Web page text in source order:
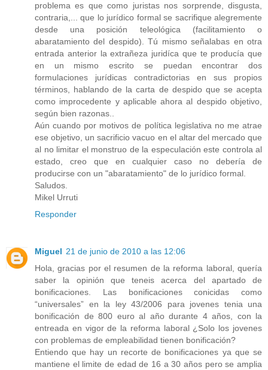
problema es que como juristas nos sorprende, disgusta,
contraria,... que lo jurídico formal se sacrifique alegremente
desde una posición teleológica (facilitamiento o
abaratamiento del despido). Tú mismo señalabas en otra
entrada anterior la extrañeza juridíca que te producía que
en un mismo escrito se puedan encontrar dos
formulaciones jurídicas contradictorias en sus propios
términos, hablando de la carta de despido que se acepta
como improcedente y aplicable ahora al despido objetivo,
según bien razonas..
Aún cuando por motivos de política legislativa no me atrae
ese objetivo, un sacrificio vacuo en el altar del mercado que
al no limitar el monstruo de la especulación este controla al
estado, creo que en cualquier caso no debería de
producirse con un "abaratamiento" de lo jurídico formal.
Saludos.
Mikel Urruti
Responder
Miguel 21 de junio de 2010 a las 12:06
Hola, gracias por el resumen de la reforma laboral, quería
saber la opinión que teneis acerca del apartado de
bonificaciones. Las bonificaciones conicidas como
“universales” en la ley 43/2006 para jovenes tenia una
bonificación de 800 euro al año durante 4 años, con la
entreada en vigor de la reforma laboral ¿Solo los jovenes
con problemas de empleabilidad tienen bonificación?
Entiendo que hay un recorte de bonificaciones ya que se
mantiene el limite de edad de 16 a 30 años pero se amplia